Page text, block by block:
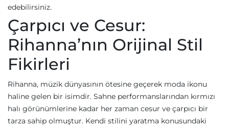
edebilirsiniz.
Çarpıcı ve Cesur:
Rihanna’nın Orijinal Stil
Fikirleri
Rihanna, müzik dünyasının ötesine geçerek moda ikonu
haline gelen bir isimdir. Sahne performanslarından kırmızı
halı görünümlerine kadar her zaman cesur ve çarpıcı bir
tarza sahip olmuştur. Kendi stilini yaratma konusundaki